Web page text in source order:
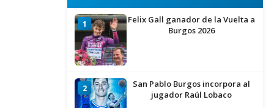
1
Felix Gall ganador de la Vuelta a
Burgos 2026
2
San Pablo Burgos incorpora al
jugador Raúl Lobaco